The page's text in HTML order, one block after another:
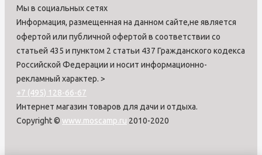
Мы в социальных сетях
Информация, размещенная на данном сайте,не является
офертой или публичной офертой в соответствии со
статьей 435 и пунктом 2 статьи 437 Гражданского кодекса
Российской Федерации и носит информационно-
рекламный характер. >
+7 (495) 128-66-67
Интернет магазин товаров для дачи и отдыха.
Copyright © www.moscamp.ru 2010-2020